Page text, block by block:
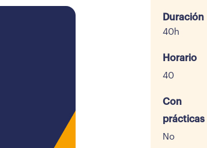
Duración
40h
Horario
40
Con
prácticas
No